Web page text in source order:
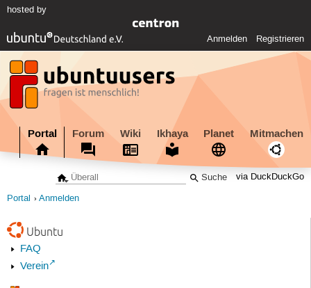
hosted by
Anmelden Registrieren
Portal Forum Wiki Ikhaya Planet Mitmachen
via DuckDuckGo
Portal Anmelden
Ubuntu
FAQ
Verein